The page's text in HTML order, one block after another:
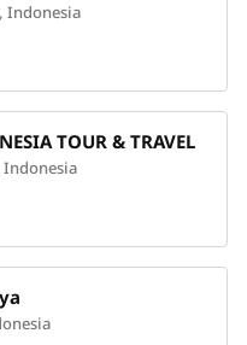
Indonesia
TOUR & TRAVEL
Indonesia